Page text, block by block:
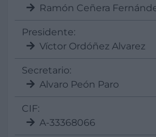
Ramón Ceñera
Presidente:
Víctor Ordóñez Alvarez
Secretario:
Alvaro Peón Paro
CIF:
A-33368066